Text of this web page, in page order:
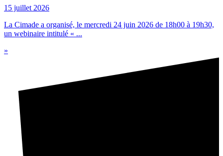
15 juillet 2026
La Cimade a organisé, le mercredi 24 juin 2026 de 18h00 à 19h30,
un webinaire intitulé « ...
»